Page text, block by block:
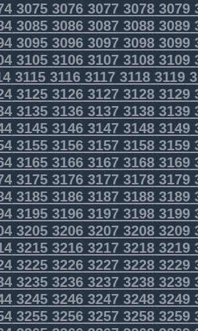
30753076307730783079
30853086308730883089
30953096309730983099
31053106310731083109
31153116311731183119
31253126312731283129
31353136313731383139
31453146314731483149
31553156315731583159
31653166316731683169
31753176317731783179
31853186318731883189
31953196319731983199
32053206320732083209
32153216321732183219
32253226322732283229
32353236323732383239
32453246324732483249
32553256325732583259